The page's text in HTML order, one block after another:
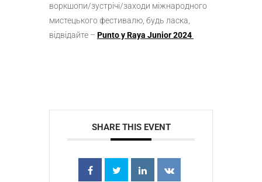
воркшопи/зустрічі/заходи міжнародного
мистецького фестивалю, будь ласка,
відвідайте – Punto y Raya Junior 2024
SHARE THIS EVENT